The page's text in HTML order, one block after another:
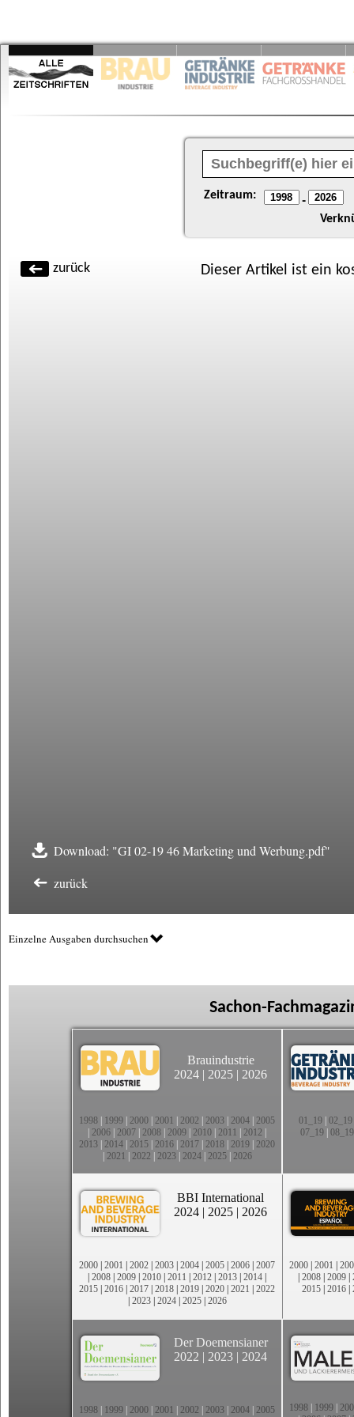
Zeitraum: -
zurück Dieser Artikel ist ein
Download: "GI 02-19 46 Marketing und Werbung.pdf"
zurück
Einzelne Ausgaben durchsuchen
Sachon-
Brauindustrie
2024 | 2025 | 2026
1998 1999 2000 2001 2002 2003 2004 2005
2006 2007 2008 2009 2010 2011 2012
2013 2014 2015 2016 2017 2018 2019 2020
2021 2022 2023| 2024| 2025| 2026
01_19| 02_19
07_19 08_19
BBI International
2024 | 2025 | 2026
2000 | 2001 | 2002 | 2003 | 2004 | 2005 | 2006 | 2007
| 2008 | 2009 | 2010 | 2011 | 2012 | 2013 | 2014 |
2015 | 2016 | 2017 | 2018 | 2019 | 2020 | 2021 | 2022
| 2023| 2024| 2025| 2026
2000 | 2001 |
| 2008 | 2009 |
2015 | 2016 |
Der Doemensianer
2022 | 2023 | 2024
1998 1999 2000 2001 2002 2003 2004 2005
1998 1999